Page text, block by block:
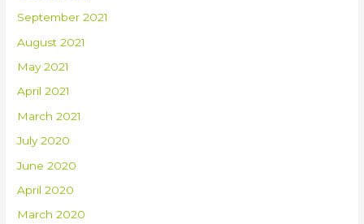
September 2021
August 2021
May 2021
April 2021
March 2021
July 2020
June 2020
April 2020
March 2020